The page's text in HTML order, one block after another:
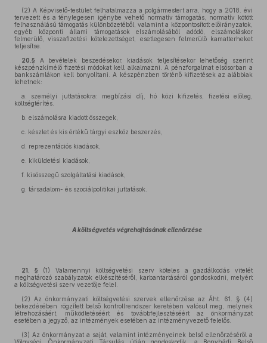
(2) A Képviselő-testület felhatalmazza a polgármestert arra, hogy a 2018. évi
tervezett és a ténylegesen igénybe vehető normatív támogatás, normatív kötött
felhasználású támogatás különbözetéből, valamint a központosított előirányzatok,
egyéb központi állami támogatások elszámolásából adódó, elszámoláskor
felmerülő, visszafizetési kötelezettséget, esetlegesen felmerülő kamatterheket
teljesítse.
20.§ A bevételek beszedésekor, kiadások teljesítésekor lehetőség szerint
készpénzkímélő fizetési módokat kell alkalmazni. A pénzforgalmat elsősorban a
bankszámlákon kell bonyolítani. A készpénzben történő kifizetések az alábbiak
lehetnek:
a. személyi juttatásokra: megbízási díj, hó közi kifizetés, fizetési előleg,
költségtérítés.
b. elszámolásra kiadott összegek,
c. készlet és kis értékű tárgyi eszköz beszerzés,
d. reprezentációs kiadások,
e. kiküldetési kiadások,
f. kisösszegű szolgáltatási kiadások,
g. társadalom- és szociálpolitikai juttatások.
A költségvetés végrehajtásának ellenőrzése
21. § (1) Valamennyi költségvetési szerv köteles a gazdálkodás vitelét
meghatározó szabályzatok elkészítéséről, karbantartásáról gondoskodni, melyért
a költségvetési szerv vezetője felel.
(2) Az önkormányzati költségvetési szervek ellenőrzése az Áht. 61. § (4)
bekezdésében rögzített belső kontrollrendszer keretében valósul meg, melynek
létrehozásáért, működtetéséért és továbbfejlesztéséért az önkormányzat
esetében a jegyző, az intézmények esetében az intézményvezető felelős.
(3) Az önkormányzat a saját, valamint intézményeinek belső ellenőrzéséről a